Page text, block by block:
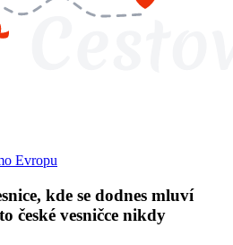
Evropu
kde se dodnes mluví
české vesničce nikdy